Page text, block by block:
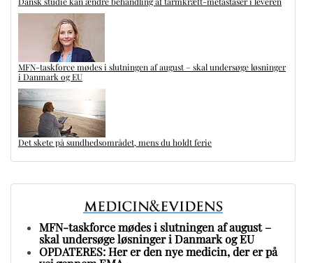
MFN-taskforce mødes i slutningen af august – skal undersøge løsninger
i Danmark og EU
Det skete på sundhedsområdet, mens du holdt ferie
MFN-taskforce mødes i slutningen af august –
skal undersøge løsninger i Danmark og EU
OPDATERES: Her er den nye medicin, der er på